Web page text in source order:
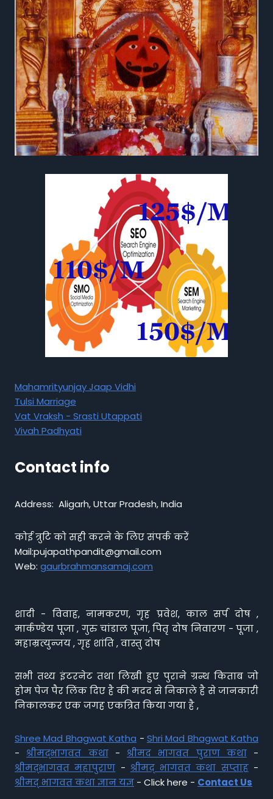
Mahamrityunjay Jaap Vidhi
Tulsi Marriage
Vat Vraksh - Srasti Utappati
Vivah Padhyati
Contact info
Address: Aligarh, Uttar Pradesh, India
कोई त्रुटि को सही करने के लिए संपर्क करें
Mail:pujapathpandit@gmail.com
Web: gaurbrahmansamaj.com
शादी - विवाह, नामकरण, गृह प्रवेश, काल सर्प दोष ,
मार्कण्डेय पूजा , गुरु चांडाल पूजा, पितृ दोष निवारण - पूजा ,
महाम्रत्युन्जय , गृह शांति , वास्तु दोष
सभी तथ्य इंटरनेट तथा लिखी हुए पुराने ग्रन्थ किताब जो
होम पेज पैर लिंक दिए है की मदद से निकाले है से जानकारी
निकालकर एक जगह एकत्रित किया गया है ,
Shree Mad Bhagwat Katha - Shri Mad Bhagwat Katha
- श्रीमद्भागवत कथा- श्रीमद भागवत पुराण कथा-
श्रीमद्भागवत महापुराण - श्रीमद् भागवत कथा सप्ताह-
श्रीमद् भागवत कथा ज्ञान यज्ञ - Click here - Contact Us